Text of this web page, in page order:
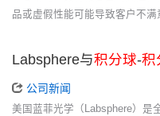
品或虚假性能可能导致客户不
Labsphere与积分球-积
公司新闻
美国蓝菲光学（Labsphere）是